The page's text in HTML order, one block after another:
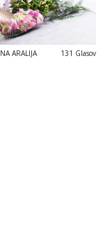
ARALIJA 131 Glasov